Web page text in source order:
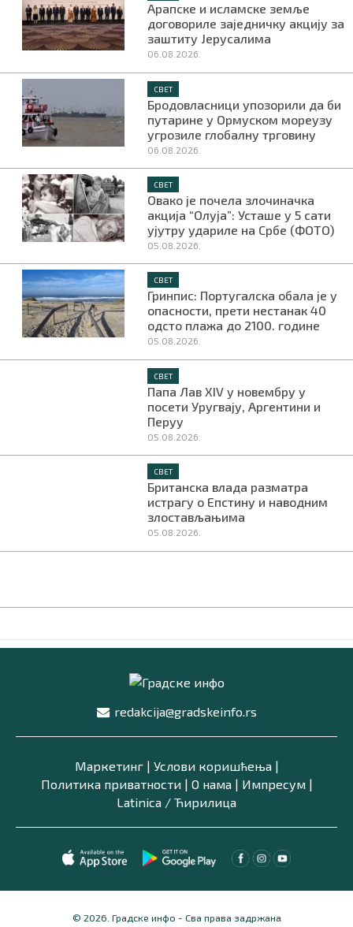
Арапске и исламске земље
договориле заједничку акцију за
заштиту Јерусалима
06.08.2026.
СВЕТ
Бродовласници упозорили да би
путарине у Ормуском мореузу
угрозиле глобалну трговину
06.08.2026.
СВЕТ
Овако је почела злочиначка
акција “Олуја”: Усташе у 5 сати
ујутру удариле на Србе (ФОТО)
05.08.2026.
СВЕТ
Гринпис: Португалска обала је у
опасности, прети нестанак 40
одсто плажа до 2100. године
05.08.2026.
СВЕТ
Папа Лав XIV у новембру у
посети Уругвају, Аргентини и
Перуу
05.08.2026.
СВЕТ
Британска влада разматра
истрагу о Епстину и наводним
злостављањима
05.08.2026.
redakcija@gradskeinfo.rs
Маркетинг| Услови коришћења|
Политика приватности| О нама| Импресум|
Latinica / Ћирилица
© 2026. Градске инфо - Сва права задржана